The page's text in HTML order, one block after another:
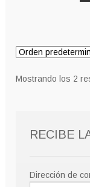
Mostrando los 2
RECIBE
Dirección de